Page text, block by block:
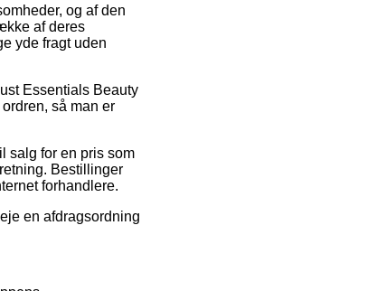
og af den
af deres
yde fragt uden
Essentials Beauty
så man er
salg for en pris som
Bestillinger
forhandlere.
en afdragsordning